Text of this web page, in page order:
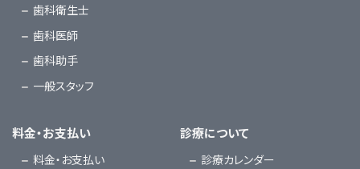
歯科衛生士
歯科医師
歯科助手
一般スタッフ
料金・お支払い
料金・お支払い
診療について
診療カレンダー